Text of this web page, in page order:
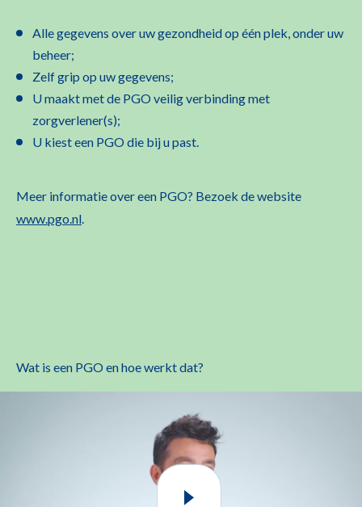
Alle gegevens over uw gezondheid op één plek, onder uw
beheer;
Zelf grip op uw gegevens;
U maakt met de PGO veilig verbinding met
zorgverlener(s);
U kiest een PGO die bij u past.
Meer informatie over een PGO? Bezoek de website
www.pgo.nl.
Wat is een PGO en hoe werkt dat?